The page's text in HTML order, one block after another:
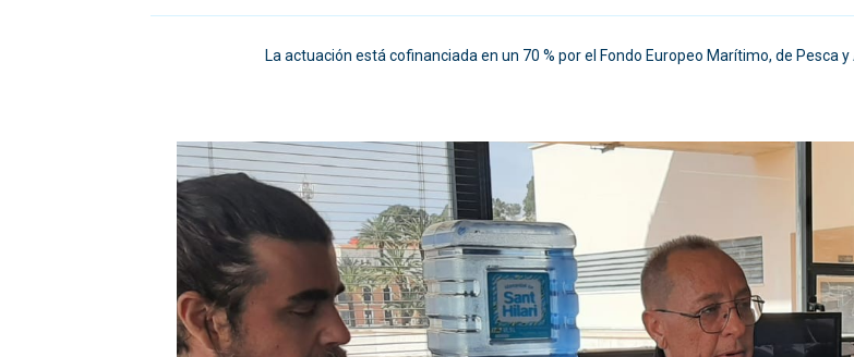
La actuación está cofinanciada en un 70 % por el Fondo Europeo Marítimo, de Pesca